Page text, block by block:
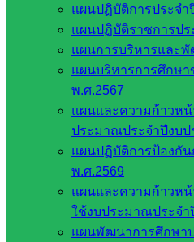
แผนปฏิบัติการประจำ
แผนปฏิบัติราชการปร
แผนการบริหารและ
แผนบริหารการศึกษ
พ.ศ.2567
แผนและความก้าวหน้
ประมาณประจำปีงบ
แผนปฏิบัติการป้องกั
พ.ศ.2569
แผนและความก้าวห
ใช้งบประมาณประจำ
แผนพัฒนาการศึกษาป
สำนักต่าง
ๆ ใน
สพฐ.
เว็บไซต์
สพม. ใน
สังกัด
เว็บไซต์
สพป. ใน
สังกัด
กรมบัญชี